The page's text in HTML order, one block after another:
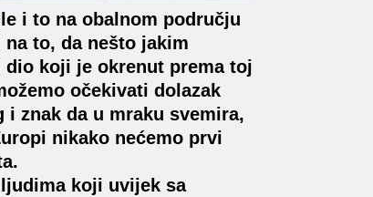
i to na obalnom području
to, da nešto jakim
koji je okrenut prema toj
očekivati dolazak
i znak da u mraku svemira,
nikako nećemo prvi
koji uvijek sa